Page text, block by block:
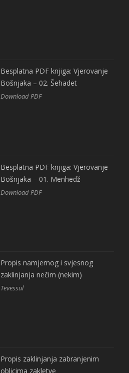
Besplatna PDF knjiga: Vjerovanje
Bošnjaka – 02. Šehadet
Download PDF
Besplatna PDF knjiga: Vjerovanje
Bošnjaka – 01. Menhedž
Download PDF
Propis namjernog i svjesnog
zaklinjanja nečim (nekim)
Tevessul
Propis zaklinjanja zabranjenim
oblicima zakletve